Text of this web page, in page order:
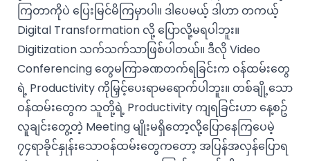
ကြတာကိုပဲ ပြေးမြင်မိကြမှာပါ။ ဒါပေမယ့် ဒါဟာ တကယ့်
Digital Transformation လို့ ပြောလို့မရပါဘူး။
Digitization သက်သက်သာဖြစ်ပါတယ်။ ဒီလို Video
Conferencing တွေမကြာခဏတက်ရခြင်းက ဝန်ထမ်းတွေ
ရဲ့ Productivity ကိုမြှင့်ပေးရာမရောက်ပါဘူး။ တစ်ချို့သော
ဝန်ထမ်းတွေက သူတို့ရဲ့ Productivity ကျရခြင်းဟာ နေ့စဥ်
လူချင်းတွေ့တဲ့ Meeting မျိုးမရှိတော့လို့ပြောနေကြပေမဲ့
၇၄ရာခိုင်နှုန်းသောဝန်ထမ်းတွေကတော့ အပြန်အလှန်ပြောရ